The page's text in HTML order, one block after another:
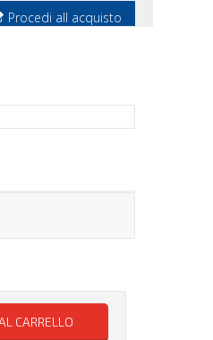
Procedi all acquisto
CARRELLO